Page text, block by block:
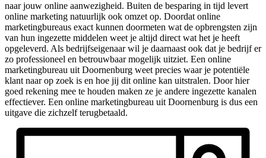
naar jouw online aanwezigheid. Buiten de besparing in tijd levert
online marketing natuurlijk ook omzet op. Doordat online
marketingbureaus exact kunnen doormeten wat de opbrengsten zijn
van hun ingezette middelen weet je altijd direct wat het je heeft
opgeleverd. Als bedrijfseigenaar wil je daarnaast ook dat je bedrijf er
zo professioneel en betrouwbaar mogelijk uitziet. Een online
marketingbureau uit Doornenburg weet precies waar je potentiële
klant naar op zoek is en hoe jij dit online kan uitstralen. Door hier
goed rekening mee te houden maken ze je andere ingezette kanalen
effectiever. Een online marketingbureau uit Doornenburg is dus een
uitgave die zichzelf terugbetaald.